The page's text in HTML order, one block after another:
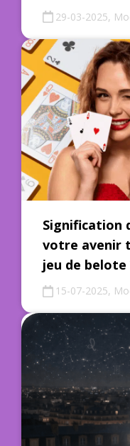
29-03-2025,
Signification
votre avenir
jeu de belote
15-07-2025,